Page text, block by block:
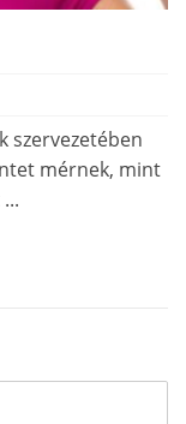
szervezetében
mérnek, mint